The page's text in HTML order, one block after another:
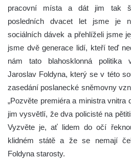
pracovní místa a dát jim tak
posledních dvacet let jsme je
sociálních dávek a přehlíželi jsme
jsme dvě generace lidí, kteří teď
nám tato blahosklonná politika
Jaroslav Foldyna, který se v této
zasedání poslanecké sněmovny
„Pozvěte premiéra a ministra
jim vysvětlí, že dva policisté na
Vyzvěte je, ať lidem do očí
klidném státě a že se nemají
Foldyna starosty.